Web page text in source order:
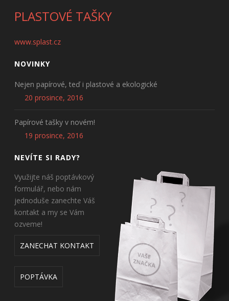
PLASTOVÉ TAŠKY
www.splast.cz
NOVINKY
Nejen papírové, teď i plastové a ekologické
20 prosince, 2016
Papírové tašky v novém!
19 prosince, 2016
NEVÍTE SI RADY?
Využijte náš poptávkový
formulář, nebo nám
jednoduše zanechte Váš
kontakt a my se Vám
ozveme!
ZANECHAT KONTAKT
POPTÁVKA